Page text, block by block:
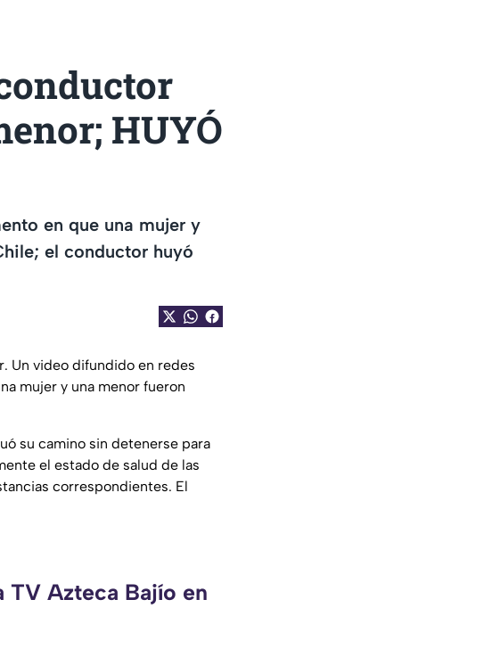
HUYÓ
en que una mujer y
el conductor huyó
Un video difundido en redes
mujer y una menor fueron
su camino sin detenerse para
el estado de salud de las
correspondientes. El
TV Azteca Bajío en